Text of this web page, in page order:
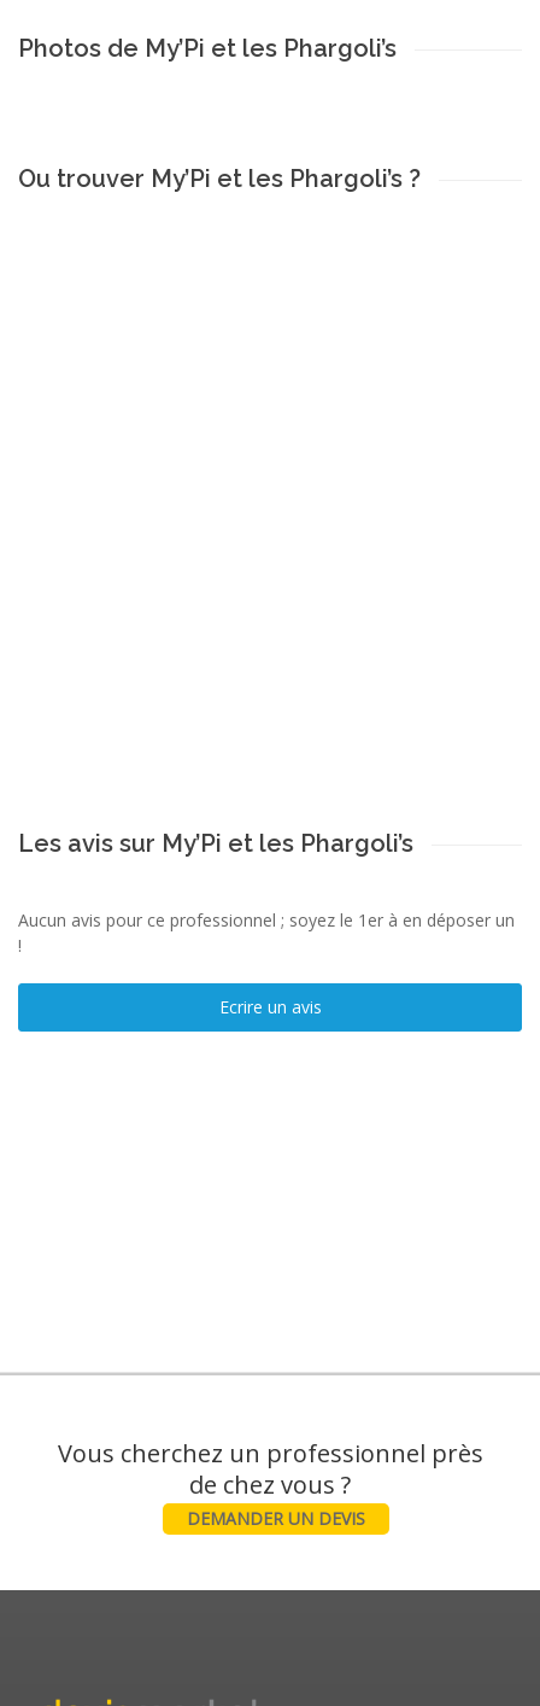
Photos de My’Pi et les Phargoli’s
Ou trouver My’Pi et les Phargoli’s ?
Les avis sur My’Pi et les Phargoli’s
Aucun avis pour ce professionnel ; soyez le 1er à en déposer un
!
Ecrire un avis
Vous cherchez un professionnel près
DEMANDER UN DEVIS